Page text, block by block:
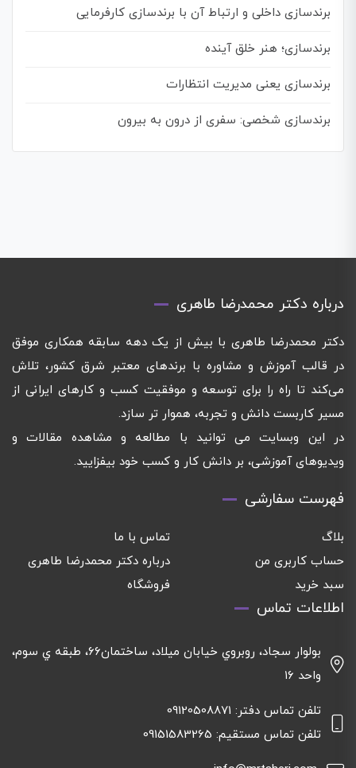
برندسازی داخلی و ارتباط آن با برندسازی کارفرمایی
برندسازی؛ هنر خلق آینده
برندسازی یعنی مدیریت انتظارات
برندسازی شخصی: سفری از درون به بیرون
درباره دکتر محمدرضا طاهری
دکتر محمدرضا طاهری با بیش از یک دهه سابقه همکاری موفق
در قالب آموزش و مشاوره با برندهای معتبر شرق کشور، تلاش
می‌کند تا راه را برای توسعه و موفقیت کسب و کارهای ایرانی از
مسیر کاربست دانش و تجربه، هموار تر سازد.
در این وبسایت می توانید با مطالعه و مشاهده مقالات و
ویدیوهای آموزشی، بر دانش کار و کسب خود بیفزایید.
فهرست سفارشی
بلاگ
تماس با ما
حساب کاربری من
درباره دکتر محمدرضا طاهری
سبد خرید
فروشگاه
اطلاعات تماس
بولوار سجاد، روبروي خيابان ميلاد، ساختمان٦٦، طبقه ي سوم،
واحد ١٦
تلفن تماس دفتر: 09120508871
تلفن تماس مستقیم: 09151583265